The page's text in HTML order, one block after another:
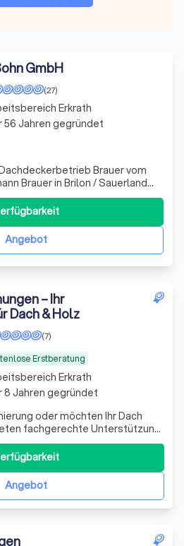
GmbH
(27)
Brauer vom
Brauer in Brilon / Sauerland
Jahr siedelte das
um. Seitdem ist der
und wird seit 1993
Angebot
Erkrath
56 Jahren gegründet
– Ihr
Dach & Holz
Erstberatung
(7)
oder möchten Ihr Dach
und übernehmen
und Instandsetzung.
älterer Dächer •
oder anderen
Angebot
Erkrath
8 Jahren gegründet